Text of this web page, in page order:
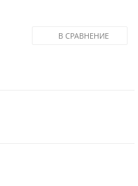
В СРАВНЕНИЕ